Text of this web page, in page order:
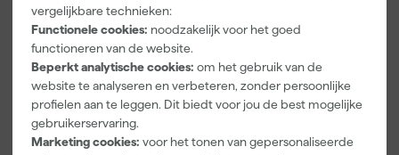
vergelijkbare technieken:
Functionele cookies: noodzakelijk voor het goed
functioneren van de website.
Beperkt analytische cookies: om het gebruik van de
website te analyseren en verbeteren, zonder persoonlijke
profielen aan te leggen. Dit biedt voor jou de best mogelijke
gebruikerservaring.
Marketing cookies: voor het tonen van gepersonaliseerde
Paintura
Lucamax
Washi tape -
Ontvetter en
Verfreiniger –